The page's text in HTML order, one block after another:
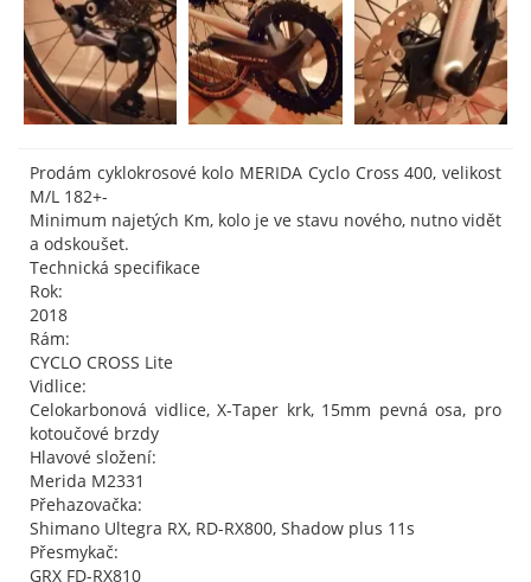
Prodám cyklokrosové kolo MERIDA Cyclo Cross 400, velikost
M/L 182+-
Minimum najetých Km, kolo je ve stavu nového, nutno vidět
a odskoušet.
Technická specifikace
Rok:
2018
Rám:
CYCLO CROSS Lite
Vidlice:
Celokarbonová vidlice, X-Taper krk, 15mm pevná osa, pro
kotoučové brzdy
Hlavové složení:
Merida M2331
Přehazovačka:
Shimano Ultegra RX, RD-RX800, Shadow plus 11s
Přesmykač:
GRX FD-RX810